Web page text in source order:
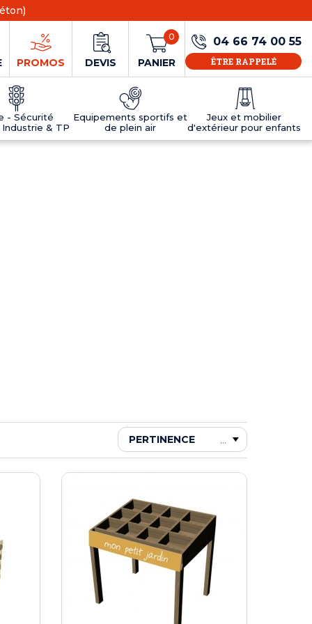
PROMOS DEVIS PANIER
0 04 66 74 00 55
ÊTRE RAPPELÉ
- Sécurité
& TP
Equipements sportifs et
de plein air
Jeux et mobilier
d'extérieur pour enfants